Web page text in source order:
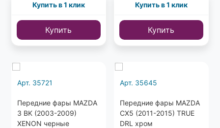
Купить в 1 клик
Купить
Купить в 1 клик
Купить
Арт. 35721
Передние фары MAZDA
3 BK (2003-2009)
XENON черные
Арт. 35645
Передние фары MAZDA
CX5 (2011-2015) TRUE
DRL хром